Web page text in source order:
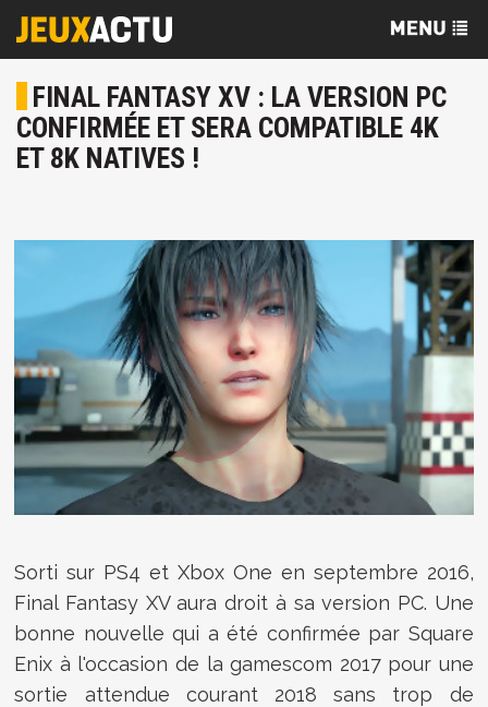
FINAL FANTASY XV : LA VERSION PC
CONFIRMÉE ET SERA COMPATIBLE 4K
ET 8K NATIVES !
Sorti sur PS4 et Xbox One en septembre 2016,
Final Fantasy XV aura droit à sa version PC. Une
bonne nouvelle qui a été confirmée par Square
Enix à l'occasion de la gamescom 2017 pour une
sortie attendue courant 2018 sans trop de